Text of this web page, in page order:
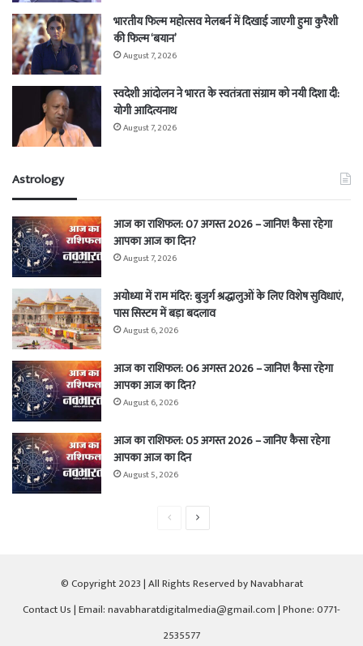
भारतीय फिल्म महोत्सव मेलबर्न में दिखाई जाएगी हुमा कुरैशी
की फिल्म ‘बयान’
August 7, 2026
स्वदेशी आंदोलन ने भारत के स्वतंत्रता संग्राम को नयी दिशा दी:
योगी आदित्यनाथ
August 7, 2026
Astrology
आज का राशिफल: 07 अगस्त 2026 – जानिए! कैसा रहेगा
आपका आज का दिन?
August 7, 2026
अयोध्या में राम मंदिर: बुजुर्ग श्रद्धालुओं के लिए विशेष सुविधाएं,
पास सिस्टम में बड़ा बदलाव
August 6, 2026
आज का राशिफल: 06 अगस्त 2026 – जानिए! कैसा रहेगा
आपका आज का दिन?
August 6, 2026
आज का राशिफल: 05 अगस्त 2026 – जानिए कैसा रहेगा
आपका आज का दिन
August 5, 2026
PreviousNext
© Copyright 2023 | All Rights Reserved by Navabharat
Contact Us| Email: navabharatdigitalmedia@gmail.com | Phone: 0771-
2535577